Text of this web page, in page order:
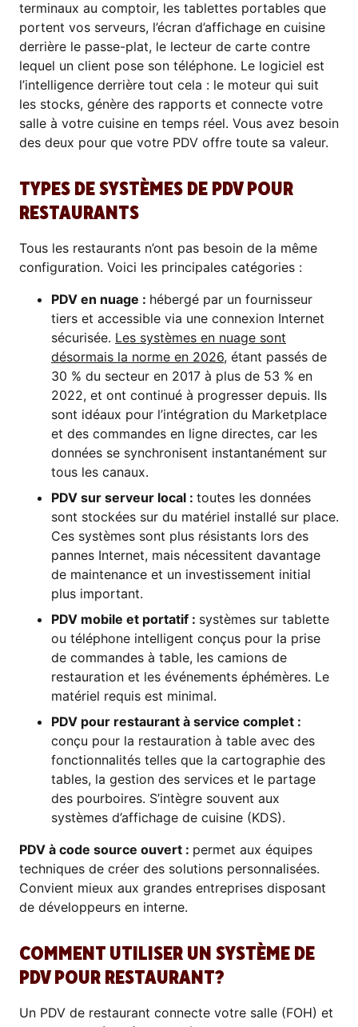
terminaux au comptoir, les tablettes portables que
portent vos serveurs, l’écran d’affichage en cuisine
derrière le passe-plat, le lecteur de carte contre
lequel un client pose son téléphone. Le logiciel est
l’intelligence derrière tout cela : le moteur qui suit
les stocks, génère des rapports et connecte votre
salle à votre cuisine en temps réel. Vous avez besoin
des deux pour que votre PDV offre toute sa valeur.
TYPES DE SYSTÈMES DE PDV POUR
RESTAURANTS
Tous les restaurants n’ont pas besoin de la même
configuration. Voici les principales catégories :
PDV en nuage : hébergé par un fournisseur
tiers et accessible via une connexion Internet
sécurisée. Les systèmes en nuage sont
désormais la norme en 2026, étant passés de
30 % du secteur en 2017 à plus de 53 % en
2022, et ont continué à progresser depuis. Ils
sont idéaux pour l’intégration du Marketplace
et des commandes en ligne directes, car les
données se synchronisent instantanément sur
tous les canaux.
PDV sur serveur local : toutes les données
sont stockées sur du matériel installé sur place.
Ces systèmes sont plus résistants lors des
pannes Internet, mais nécessitent davantage
de maintenance et un investissement initial
plus important.
PDV mobile et portatif : systèmes sur tablette
ou téléphone intelligent conçus pour la prise
de commandes à table, les camions de
restauration et les événements éphémères. Le
matériel requis est minimal.
PDV pour restaurant à service complet :
conçu pour la restauration à table avec des
fonctionnalités telles que la cartographie des
tables, la gestion des services et le partage
des pourboires. S’intègre souvent aux
systèmes d’affichage de cuisine (KDS).
PDV à code source ouvert : permet aux équipes
techniques de créer des solutions personnalisées.
Convient mieux aux grandes entreprises disposant
de développeurs en interne.
COMMENT UTILISER UN SYSTÈME DE
PDV POUR RESTAURANT?
Un PDV de restaurant connecte votre salle (FOH) et